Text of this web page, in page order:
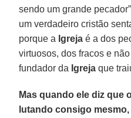
sendo um grande
um verdadeiro cristão
porque a Igreja é a dos
virtuosos, dos fracos e
fundador da Igreja que
Mas quando ele diz que
lutando consigo